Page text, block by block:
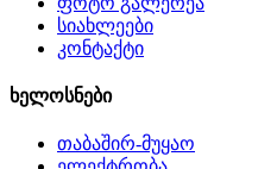
სიახლეები
კონტაქტი
ხელოსნები
თაბაშირ-მუყაო